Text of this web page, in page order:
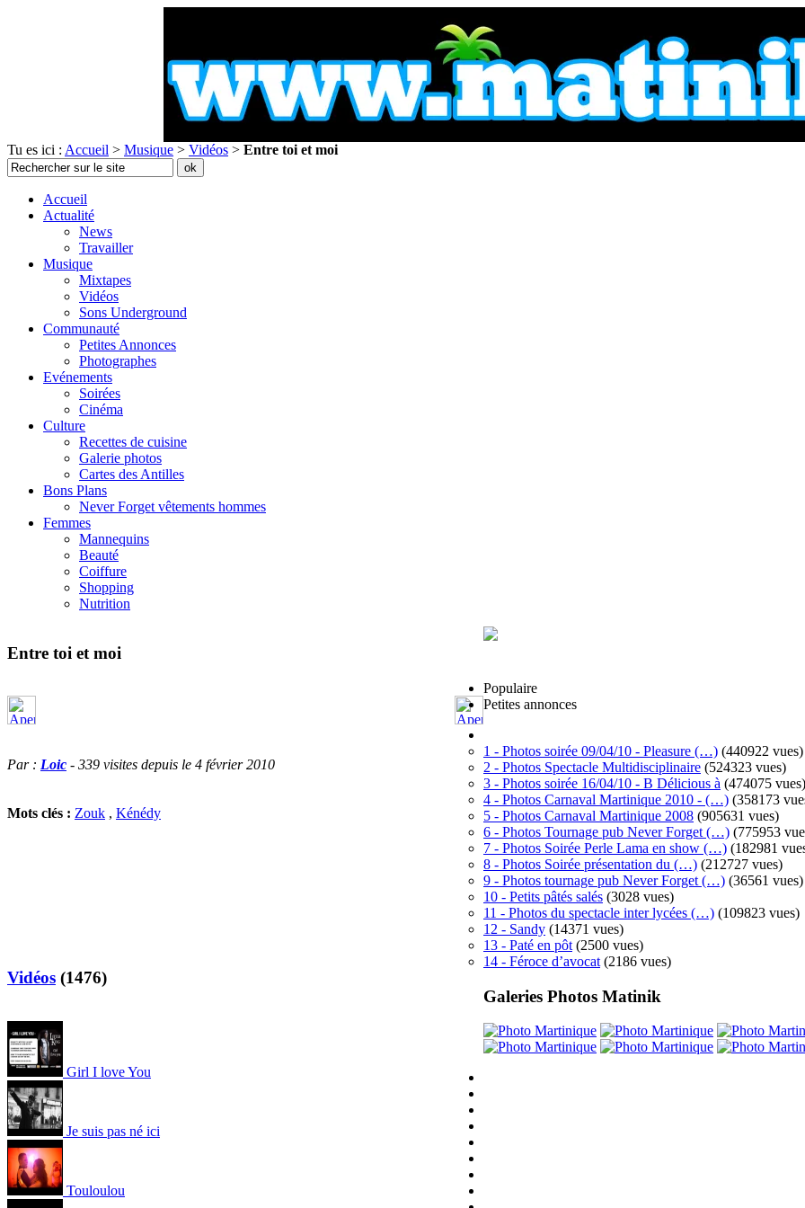
Tu es ici : Accueil > Musique > Vidéos > Entre toi et moi
Accueil
Actualité
News
Travailler
Musique
Mixtapes
Vidéos
Sons Underground
Communauté
Petites Annonces
Photographes
Evénements
Soirées
Cinéma
Culture
Recettes de cuisine
Galerie photos
Cartes des Antilles
Bons Plans
Never Forget vêtements hommes
Femmes
Mannequins
Beauté
Coiffure
Shopping
Nutrition
Entre toi et moi
Par : Loic - 339 visites depuis le 4 février 2010
Mots clés : Zouk , Kénédy
Vidéos (1476)
Girl I love You
Je suis pas né ici
Touloulou
Populaire
Petites annonces
1 - Photos soirée 09/04/10 - Pleasure (…) (440922 vues)
2 - Photos Spectacle Multidisciplinaire (524323 vues)
3 - Photos soirée 16/04/10 - B Délicious à (474075 vues)
4 - Photos Carnaval Martinique 2010 - (…) (358173
5 - Photos Carnaval Martinique 2008 (905631 vues)
6 - Photos Tournage pub Never Forget (…) (775953
7 - Photos Soirée Perle Lama en show (…) (182981
8 - Photos Soirée présentation du (…) (212727 vues)
9 - Photos tournage pub Never Forget (…) (36561 vues)
10 - Petits pâtés salés (3028 vues)
11 - Photos du spectacle inter lycées (…) (109823 vues)
12 - Sandy (14371 vues)
13 - Paté en pôt (2500 vues)
14 - Féroce d’avocat (2186 vues)
Galeries Photos Matinik